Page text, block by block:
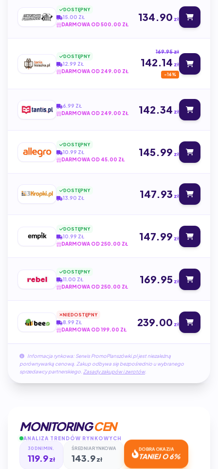
DOSTĘPNY
15.00 ZŁ
DARMOWA OD 500.00 ZŁ
134.90 zł
DOSTĘPNY
12.99 ZŁ
DARMOWA OD 249.00 ZŁ
169.95 zł
142.14 zł
-16%
6.99 ZŁ
DARMOWA OD 249.00 ZŁ
142.34 zł
DOSTĘPNY
10.99 ZŁ
DARMOWA OD 45.00 ZŁ
145.99 zł
DOSTĘPNY
13.90 ZŁ 147.93 zł
DOSTĘPNY
10.99 ZŁ
DARMOWA OD 250.00 ZŁ
147.99 zł
DOSTĘPNY
11.00 ZŁ
DARMOWA OD 250.00 ZŁ
169.95 zł
NIEDOSTĘPNY
8.99 ZŁ
DARMOWA OD 199.00 ZŁ
239.00 zł
Informacja rynkowa: Serwis PromoPlanszówki.pl jest niezależną
porównywarką cenową. Zakup odbywa się bezpośrednio u wybranego
sprzedawcy partnerskiego. Zasady zakupów i zwrotów.
MONITORINGCEN
ANALIZA TRENDÓW RYNKOWYCH
30 DNI MIN.
119.9 zł
ŚREDNIA RYNKOWA
143.9 zł
DOBRA OKAZJA
TANIEJ O 6%